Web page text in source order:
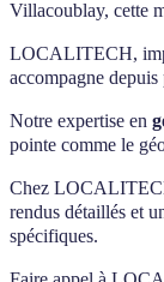
Villacoublay, cette
LOCALITECH,
accompagne
Notre expertise en
pointe comme le
Chez
rendus détaillés et
spécifiques.